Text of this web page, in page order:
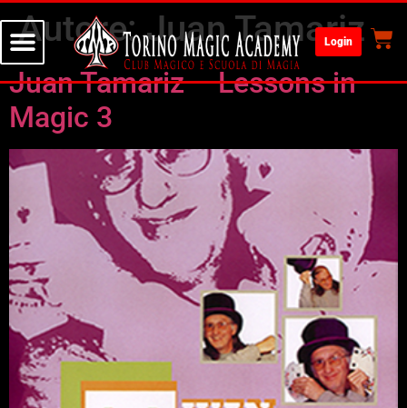
Login
Autore:Juan Tamariz
Juan Tamariz – Lessons in
Magic 3